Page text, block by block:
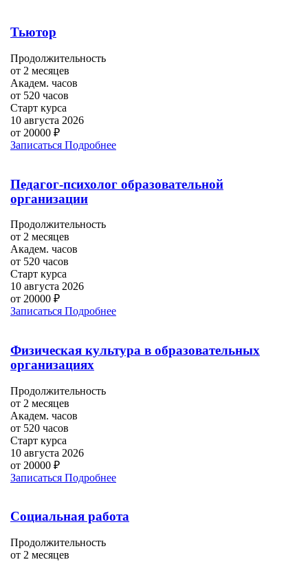
Тьютор
Продолжительность
от 2 месяцев
Академ. часов
от 520 часов
Старт курса
10 августа 2026
от 20000 ₽
Записаться Подробнее
Педагог-психолог образовательной
организации
Продолжительность
от 2 месяцев
Академ. часов
от 520 часов
Старт курса
10 августа 2026
от 20000 ₽
Записаться Подробнее
Физическая культура в образовательных
организациях
Продолжительность
от 2 месяцев
Академ. часов
от 520 часов
Старт курса
10 августа 2026
от 20000 ₽
Записаться Подробнее
Социальная работа
Продолжительность
от 2 месяцев